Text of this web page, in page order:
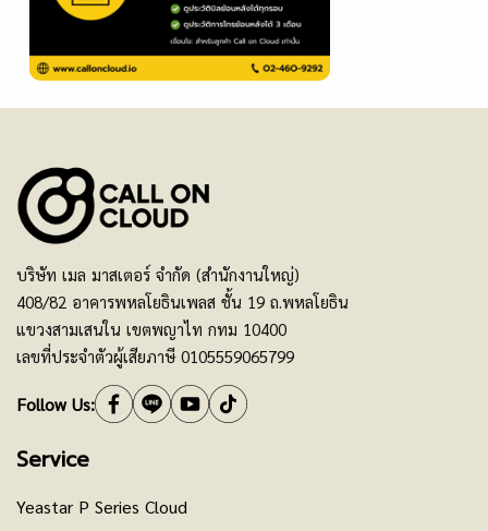
บริษัท เมล มาสเตอร์ จำกัด (สำนักงานใหญ่)
408/82 อาคารพหลโยธินเพลส ชั้น 19 ถ.พหลโยธิน
แขวงสามเสนใน เขตพญาไท กทม 10400
เลขที่ประจำตัวผู้เสียภาษี 0105559065799
Follow Us:
Service
Yeastar P Series Cloud